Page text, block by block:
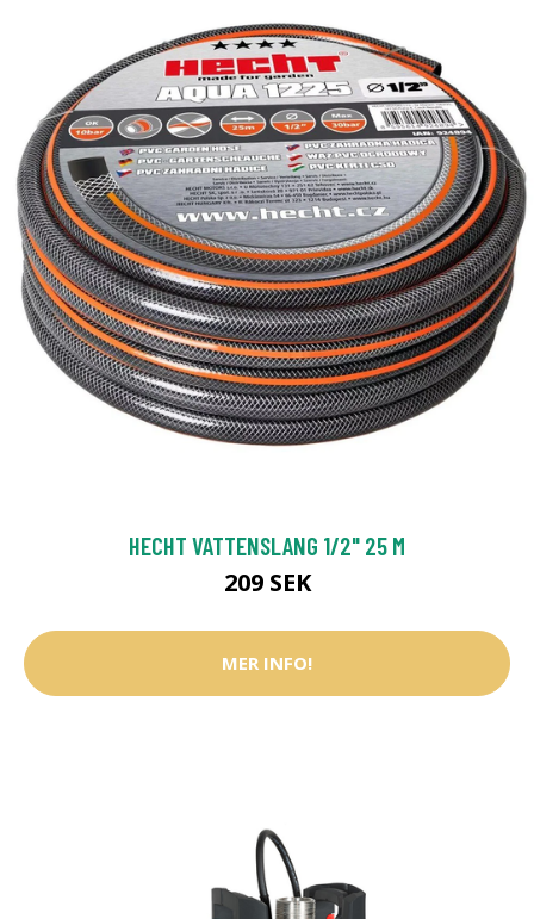
HECHT VATTENSLANG 1/2" 25 M
209 SEK
MER INFO!